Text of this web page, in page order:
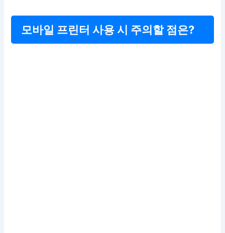
모바일 프린터 사용 시 주의할 점은?